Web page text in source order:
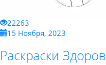
22263
15 Ноября, 2023
Раскраски